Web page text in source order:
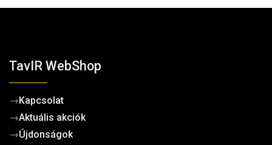
TavIR WebShop
→Kapcsolat
→Aktuális akciók
→Újdonságok